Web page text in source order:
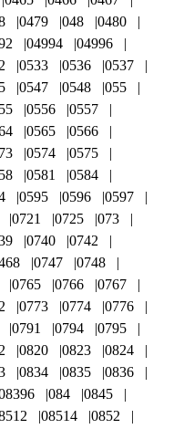
0479 048
0480
04994
04996
0533 0536
0537
0547 0548
055
0556
0557
0565
0566
0574
0575
0581
0584
0595 0596
0597
0721 0725
073
0740
0742
0747
0748
0765 0766
0767
0773 0774
0776
0791 0794
0795
0820 0823
0824
0834 0835
0836
084
0845
08514
0852